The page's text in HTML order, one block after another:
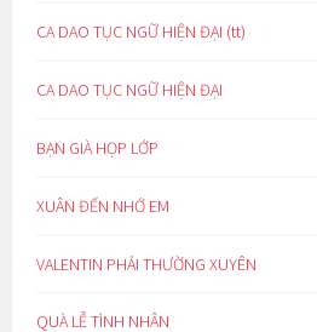
CA DAO TỤC NGỮ HIỆN ĐẠI (tt)
CA DAO TỤC NGỮ HIỆN ĐẠI
BẠN GIÀ HỌP LỚP
XUÂN ĐẾN NHỚ EM
VALENTIN PHẢI THƯỜNG XUYÊN
QUÀ LỄ TÌNH NHÂN